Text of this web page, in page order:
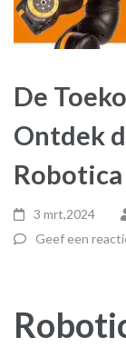
De
Ontdek
3 mrt,2024
Geef een